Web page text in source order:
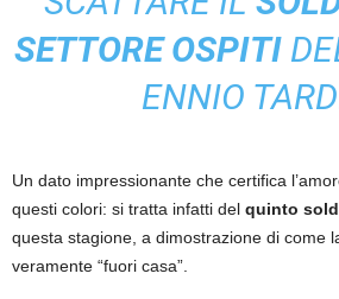
SETTORE OSPITI
ENNIO
Un dato impressionante che certifica
questi colori: si tratta infatti del quinto
questa stagione, a dimostrazione di come
veramente “fuori casa”.